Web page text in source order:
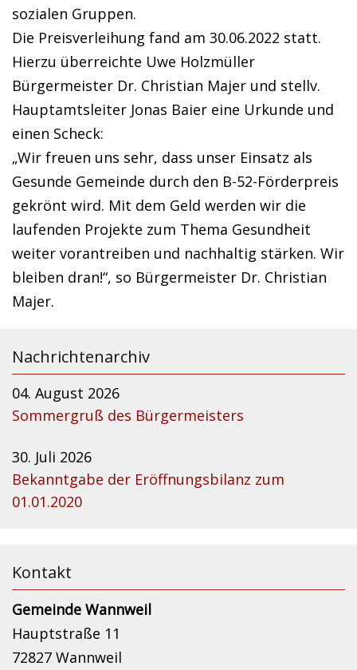
sozialen Gruppen.
Die Preisverleihung fand am 30.06.2022 statt.
Hierzu überreichte Uwe Holzmüller
Bürgermeister Dr. Christian Majer und stellv.
Hauptamtsleiter Jonas Baier eine Urkunde und
einen Scheck:
„Wir freuen uns sehr, dass unser Einsatz als
Gesunde Gemeinde durch den B-52-Förderpreis
gekrönt wird. Mit dem Geld werden wir die
laufenden Projekte zum Thema Gesundheit
weiter vorantreiben und nachhaltig stärken. Wir
bleiben dran!“, so Bürgermeister Dr. Christian
Majer.
Nachrichtenarchiv
04. August 2026
Sommergruß des Bürgermeisters
30. Juli 2026
Bekanntgabe der Eröffnungsbilanz zum
01.01.2020
Kontakt
Gemeinde Wannweil
Hauptstraße 11
72827 Wannweil